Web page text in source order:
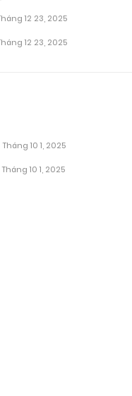
12 23, 2025
12 23, 2025
Tháng 10 1, 2025
Tháng 10 1, 2025